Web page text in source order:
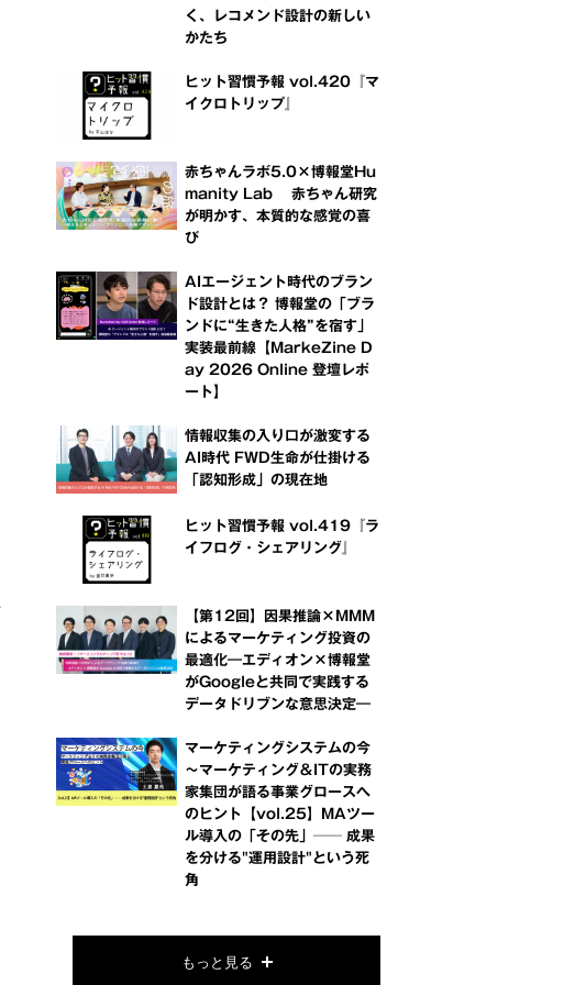
く、レコメンド設計の新しい
かたち
ヒット習慣予報 vol.420『マ
イクロトリップ』
赤ちゃんラボ5.0×博報堂Hu
manity Lab 赤ちゃん研究
が明かす、本質的な感覚の喜
び
AIエージェント時代のブラン
ド設計とは？ 博報堂の「ブラ
ンドに“生きた人格”を宿す」
実装最前線【MarkeZine D
ay 2026 Online 登壇レポ
ート】
情報収集の入り口が激変する
AI時代 FWD生命が仕掛ける
「認知形成」の現在地
ヒット習慣予報 vol.419『ラ
イフログ・シェアリング』
【第12回】因果推論×MMM
によるマーケティング投資の
最適化―エディオン×博報堂
がGoogleと共同で実践する
データドリブンな意思決定―
マーケティングシステムの今
～マーケティング＆ITの実務
家集団が語る事業グロースへ
のヒント【vol.25】MAツー
ル導入の「その先」── 成果
を分ける"運用設計"という死
角
もっと見る